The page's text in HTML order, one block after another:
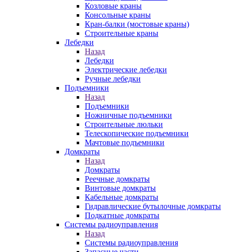
Козловые краны
Консольные краны
Кран-балки (мостовые краны)
Строительные краны
Лебедки
Назад
Лебедки
Электрические лебедки
Ручные лебедки
Подъемники
Назад
Подъемники
Ножничные подъемники
Строительные люльки
Телескопические подъемники
Мачтовые подъемники
Домкраты
Назад
Домкраты
Реечные домкраты
Винтовые домкраты
Кабельные домкраты
Гидравлические бутылочные домкраты
Подкатные домкраты
Системы радиоуправления
Назад
Системы радиоуправления